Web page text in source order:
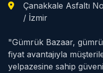
Çanakkale Asfaltı
/ İzmir
"Gümrük Bazaar,
fiyat avantajıyla
yelpazesine sahip